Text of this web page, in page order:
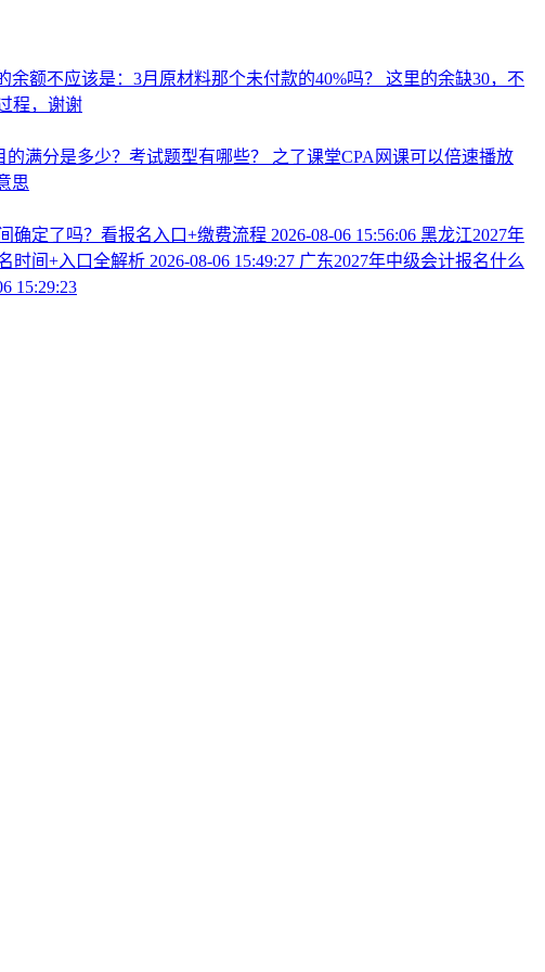
额不应该是：3月原材料那个未付款的40%吗？ 这里的余缺30，不
程，谢谢
满分是多少？考试题型有哪些？ 之了课堂CPA网课可以倍速播放
思
确定了吗？看报名入口+缴费流程 2026-08-06 15:56:06 黑龙江2027年
时间+入口全解析 2026-08-06 15:49:27 广东2027年中级会计报名什么
15:29:23